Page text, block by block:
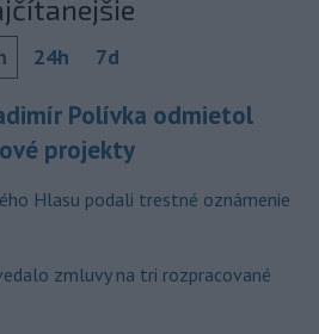
24h 7d
Polívka odmietol
projekty
Hlasu podali trestné oznámenie
zmluvy na tri rozpracované